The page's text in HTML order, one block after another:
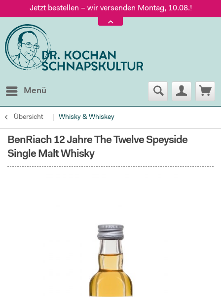
Jetzt bestellen – wir versenden Montag, 10.08.!
Versand nur 5,60 €, gratis ab 95 € Warenwert
Jetzt bestellen – wir versenden Montag, 10.08.!
Menü
Übersicht Whisky & Whiskey
BenRiach 12 Jahre The Twelve Speyside
Single Malt Whisky